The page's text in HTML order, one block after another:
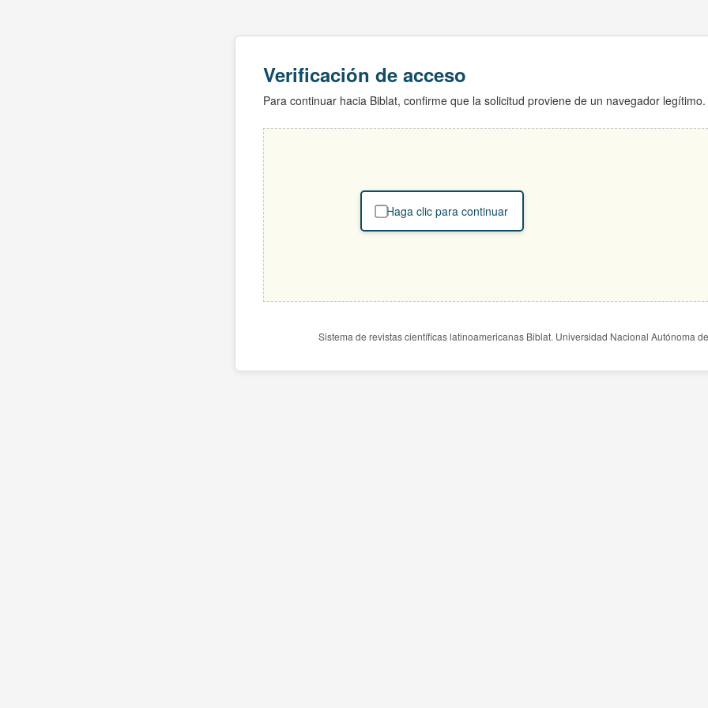
Verificación de acceso
Para continuar hacia Biblat, confirme que la solicitud proviene de un navegador legítimo.
Haga clic para continuar
Sistema de revistas científicas latinoamericanas Biblat. Universidad Nacional Autónoma